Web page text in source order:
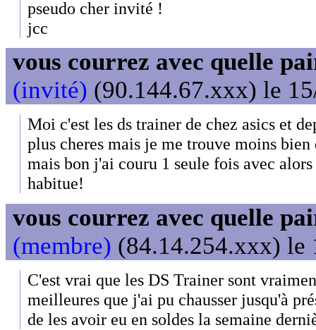
pseudo cher invité !
jcc
vous courrez avec quelle
(invité) (90.144.67.xxx) le
Moi c'est les ds trainer de chez asics et
plus cheres mais je me trouve moins bien
mais bon j'ai couru 1 seule fois avec
habitue!
vous courrez avec quelle
(membre) (84.14.254.xxx) le
C'est vrai que les DS Trainer sont
meilleures que j'ai pu chausser jusqu'à
de les avoir eu en soldes la semaine